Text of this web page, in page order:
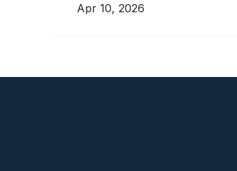
Apr 10, 2026